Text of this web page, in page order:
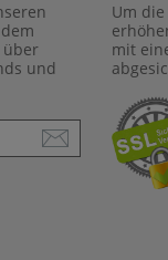
über
und
Um
mit